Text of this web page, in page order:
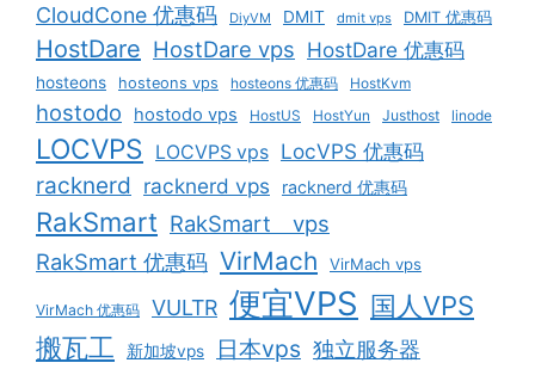
CloudCone 优惠码 DiyVM DMIT dmit vps DMIT 优惠码
HostDare HostDare vps HostDare 优惠码
hosteons hosteons vps hosteons 优惠码 HostKvm
hostodo hostodo vps HostUS HostYun Justhost linode
LOCVPS LOCVPS vps LocVPS 优惠码
racknerd racknerd vps racknerd 优惠码
RakSmart RakSmart vps
RakSmart 优惠码 VirMach VirMach vps
VirMach 优惠码 VULTR 便宜VPS 国人VPS
搬瓦工
新加坡vps 日本vps 独立服务器